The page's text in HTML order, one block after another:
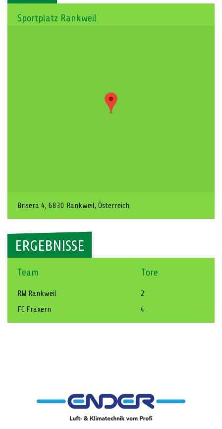
Sportplatz Rankweil
Brisera 4, 6830 Rankweil, Österreich
ERGEBNISSE
Team Tore
RW Rankweil
2
FC Fraxern
4